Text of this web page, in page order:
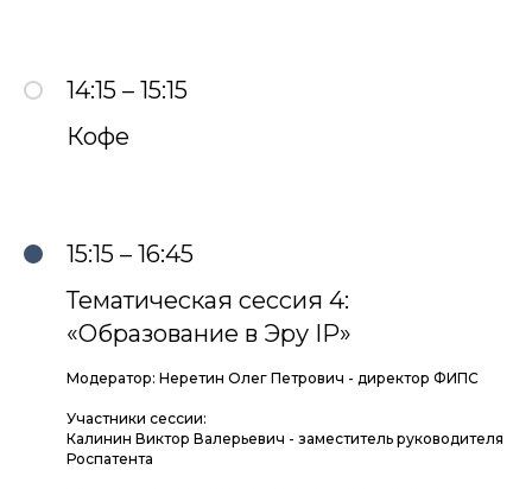
14:15 – 15:15
Кофе
15:15 – 16:45
Тематическая сессия 4:
«Образование в Эру IP»
Модератор: Неретин Олег Петрович - директор ФИПС
Участники сессии:
Калинин Виктор Валерьевич - заместитель руководителя
Роспатента